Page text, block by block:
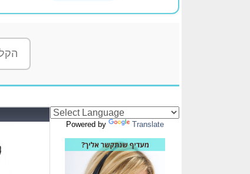
Powered by Translate